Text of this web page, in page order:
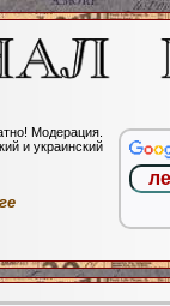
Модерация.
и украинский